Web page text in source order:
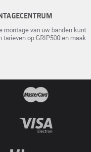
montage van uw banden kunt
op GRIP500 en maak